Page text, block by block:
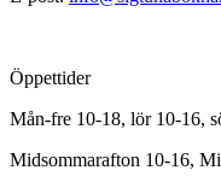
Öppettider
Mån-fre 10-18, lör 10-16,
Midsommarafton 10-16,